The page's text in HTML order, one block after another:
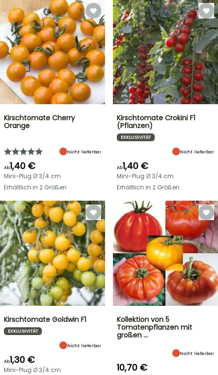
Kirschtomate Cherry
Orange
Nicht lieferbar
Ab1,40 €
Mini-Plug Ø 3/4 cm
Erhältlich in 2 Größen
Kirschtomate Crokini F1
(Pflanzen)
EXKLUSIVITÄT
Nicht lieferbar
Ab1,40 €
Mini-Plug Ø 3/4 cm
Erhältlich in 2 Größen
Kirschtomate Goldwin F1
EXKLUSIVITÄT
Nicht lieferbar
Ab1,30 €
Mini-Plug Ø 3/4 cm
Kollektion von 5
Tomatenpflanzen mit
großen …
Nicht lieferbar
10,70 €